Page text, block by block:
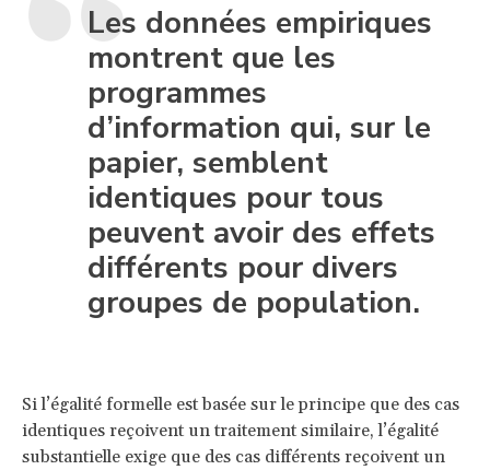
Les données empiriques
montrent que les
programmes
d’information qui, sur le
papier, semblent
identiques pour tous
peuvent avoir des effets
différents pour divers
groupes de population.
Si l’égalité formelle est basée sur le principe que des cas
identiques reçoivent un traitement similaire, l’égalité
substantielle exige que des cas différents reçoivent un